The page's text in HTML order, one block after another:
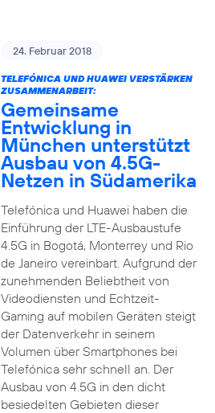
24. Februar 2018
TELEFÓNICA UND HUAWEI VERSTÄRKEN
ZUSAMMENARBEIT:
Gemeinsame
Entwicklung in
München unterstützt
Ausbau von 4.5G-
Netzen in Südamerika
Telefónica und Huawei haben die
Einführung der LTE-Ausbaustufe
4.5G in Bogotá, Monterrey und Rio
de Janeiro vereinbart. Aufgrund der
zunehmenden Beliebtheit von
Videodiensten und Echtzeit-
Gaming auf mobilen Geräten steigt
der Datenverkehr in seinem
Volumen über Smartphones bei
Telefónica sehr schnell an. Der
Ausbau von 4.5G in den dicht
besiedelten Gebieten dieser